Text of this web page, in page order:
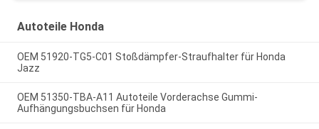
Autoteile Honda
OEM 51920-TG5-C01 Stoßdämpfer-Straufhalter für Honda
Jazz
OEM 51350-TBA-A11 Autoteile Vorderachse Gummi-
Aufhängungsbuchsen für Honda